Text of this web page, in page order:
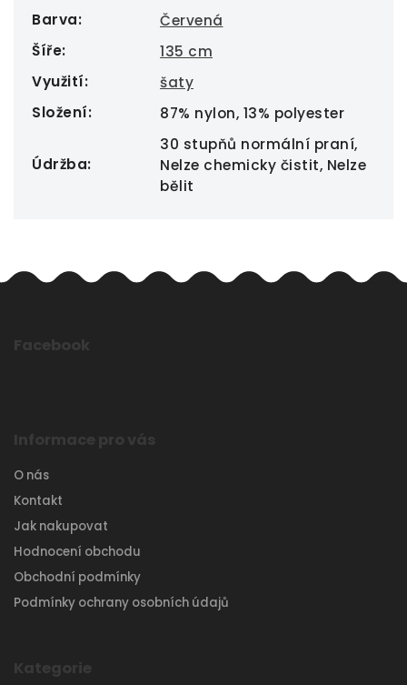
Barva:
Červená
Šíře:
135 cm
Využití:
šaty
Složení: 87% nylon, 13% polyester
Údržba:
30 stupňů normální praní,
Nelze chemicky čistit, Nelze
bělit
Facebook
Informace pro vás
O nás
Kontakt
Jak nakupovat
Hodnocení obchodu
Obchodní podmínky
Podmínky ochrany osobních údajů
Kategorie